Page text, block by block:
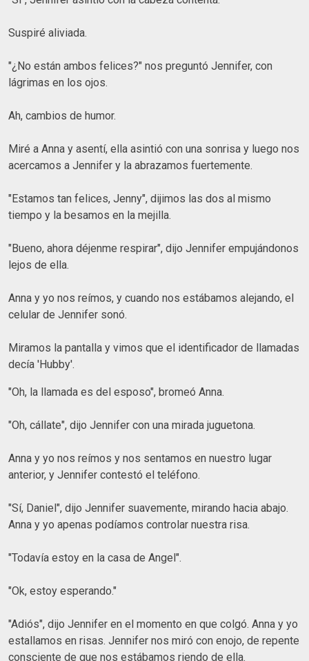
Suspiré aliviada.
"¿No están ambos felices?" nos preguntó Jennifer, con
lágrimas en los ojos.
Ah, cambios de humor.
Miré a Anna y asentí, ella asintió con una sonrisa y luego nos
acercamos a Jennifer y la abrazamos fuertemente.
"Estamos tan felices, Jenny", dijimos las dos al mismo
tiempo y la besamos en la mejilla.
"Bueno, ahora déjenme respirar", dijo Jennifer empujándonos
lejos de ella.
Anna y yo nos reímos, y cuando nos estábamos alejando, el
celular de Jennifer sonó.
Miramos la pantalla y vimos que el identificador de llamadas
decía 'Hubby'.
"Oh, la llamada es del esposo", bromeó Anna.
"Oh, cállate", dijo Jennifer con una mirada juguetona.
Anna y yo nos reímos y nos sentamos en nuestro lugar
anterior, y Jennifer contestó el teléfono.
"Sí, Daniel", dijo Jennifer suavemente, mirando hacia abajo.
Anna y yo apenas podíamos controlar nuestra risa.
"Todavía estoy en la casa de Angel".
"Ok, estoy esperando."
"Adiós", dijo Jennifer en el momento en que colgó. Anna y yo
estallamos en risas. Jennifer nos miró con enojo, de repente
consciente de que nos estábamos riendo de ella.